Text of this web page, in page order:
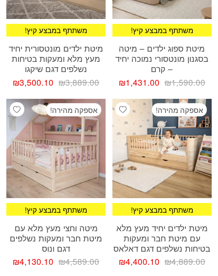
!משתתף במבצע קיץ
מיטת ספוג ילדים – מיטה
בסגנון מונטסורי נמוכה יחיד
– קרם
₪1,590.00
המחיר
היה:
₪1,590.00.
₪1,431.00
המחיר
הוא:
₪1,431.00.
!משתתף במבצע קיץ
מיטת ילדים מונטסורית יחיד
מעץ מלא ומעקות בטיחות
נשלפים דגם שיקגו
₪3,889.00
המחיר
היה:
₪3,889.00.
₪3,500.10
Add wishlist אספקה מהירה!
!משתתף במבצע קיץ
מיטת ילדים יחיד מעץ מלא
עם מיטת חבר ומעקות
בטיחות נשלפים דגם דאלאס
₪4,889.00
המחיר
₪4,400.10
המחיר
אספקה מהירה!
!משתתף במבצע קיץ
מיטה וחצי מעץ מלא עם
מיטת חבר ומעקות נשלפים
דגם ונוס
₪4,589.00
המחיר
₪4,130.10